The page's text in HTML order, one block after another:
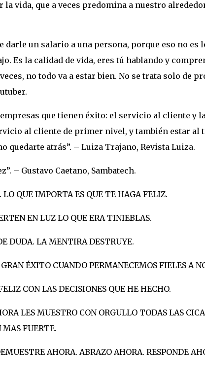
vida, que a veces predomina a nuestro
darle un salario a una persona, porque eso no es
Es la calidad de vida, eres tú hablando y
no todo va a estar bien. No se trata solo de
que tienen éxito: el servicio al cliente y
al cliente de primer nivel, y también estar al
quedarte atrás”. – Luiza Trajano, Revista Luiza.
– Gustavo Caetano, Sambatech.
QUE IMPORTA ES QUE TE HAGA FELIZ.
EN LUZ LO QUE ERA TINIEBLAS.
DUDA. LA MENTIRA DESTRUYE.
ÉXITO CUANDO PERMANECEMOS FIELES A
CON LAS DECISIONES QUE HE HECHO.
LES MUESTRO CON ORGULLO TODAS LAS
MAS FUERTE.
AHORA. ABRAZO AHORA. RESPONDE